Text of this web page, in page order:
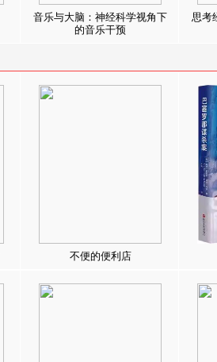
音乐与大脑：神经科学视角下
的音乐干预
思考
不便的便利店